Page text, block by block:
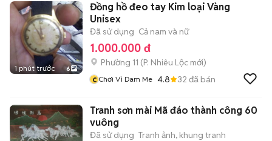
1 phút trước 6
Đồng hồ đeo tay Kim loại Vàng
Unisex
Đã sử dụng Cả nam và nữ
1.000.000 đ
Phường 11 (P. Nhiêu Lộc mới)
c Chơi Vì Dam Me 4.8 32 đã bán
Tranh sơn mài Mã đáo thành công 60
vuông
Đã sử dụng Tranh ảnh, khung tranh